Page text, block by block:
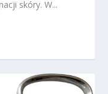
skóry. W...